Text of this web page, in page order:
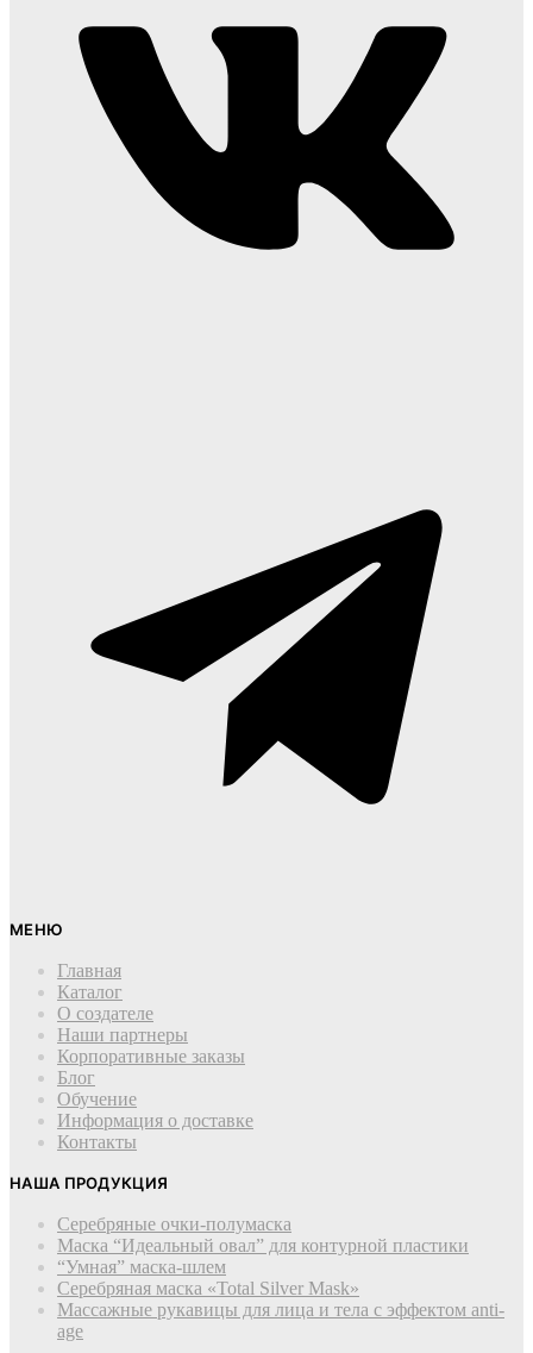
МЕНЮ
Главная
Каталог
О создателе
Наши партнеры
Корпоративные заказы
Блог
Обучение
Информация о доставке
Контакты
НАША ПРОДУКЦИЯ
Серебряные очки-полумаска
Маска “Идеальный овал” для контурной пластики
“Умная” маска-шлем
Cеребряная маска «Total Silver Mask»
Массажные рукавицы для лица и тела с эффектом anti-
age